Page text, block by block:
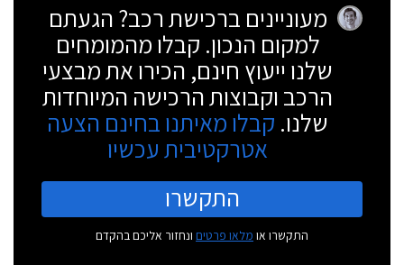
מעוניינים ברכישת רכב? הגעתם
למקום הנכון. קבלו מהמומחים
שלנו ייעוץ חינם, הכירו את מבצעי
הרכב וקבוצות הרכישה המיוחדות
שלנו. קבלו מאיתנו בחינם הצעה
אטרקטיבית עכשיו
התקשרו
התקשרו או מלאו פרטים ונחזור אליכם בהקדם